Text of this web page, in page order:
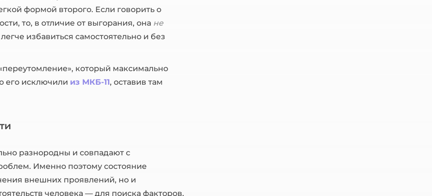
формой второго. Если говорить о
то, в отличие от выгорания, она не
избавиться самостоятельно и без
который максимально
его исключили из МКБ-11, оставив там
разнородны и совпадают с
Именно поэтому состояние
внешних проявлений, но и
человека — для поиска факторов,